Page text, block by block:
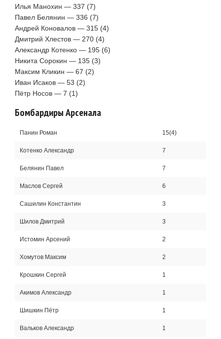
Илья Манохин — 337 (7)
Павел Белянин — 336 (7)
Андрей Коновалов — 315 (4)
Дмитрий Хлестов — 270 (4)
Александр Котенко — 195 (6)
Никита Сорокин — 135 (3)
Максим Кликин — 67 (2)
Иван Исаков — 53 (2)
Пётр Носов — 7 (1)
Бомбардиры Арсенала
Панин Роман 15(4)
Котенко Александр 7
Белянин Павел 7
Маслов Сергей 6
Сашилин Константин 3
Шилов Дмитрий 3
Истомин Арсений 2
Хомутов Максим 2
Крошкин Сергей 1
Акимов Александр 1
Шишкин Пётр 1
Вальков Александр 1